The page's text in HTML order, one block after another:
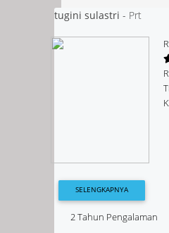
tugini sulastri - Prt
SELENGKAPNYA
2 Tahun Pengalaman